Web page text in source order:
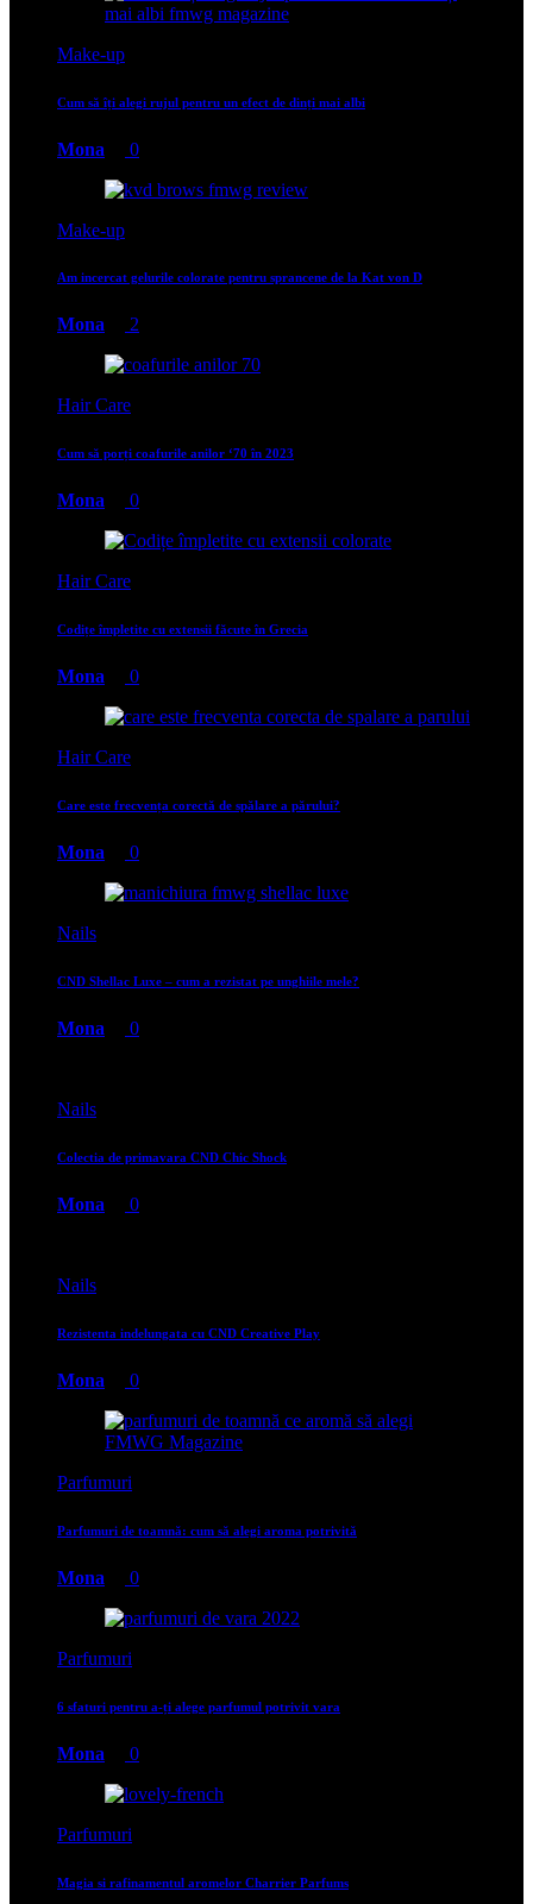
Make-up
Cum să îți alegi rujul pentru un efect de dinți mai albi
Mona 0
Make-up
Am incercat gelurile colorate pentru sprancene de la Kat von D
Mona 2
Hair Care
Cum să porți coafurile anilor ‘70 în 2023
Mona 0
Hair Care
Codițe împletite cu extensii făcute în Grecia
Mona 0
Hair Care
Care este frecvența corectă de spălare a părului?
Mona 0
Nails
CND Shellac Luxe – cum a rezistat pe unghiile mele?
Mona 0
Nails
Colectia de primavara CND Chic Shock
Mona 0
Nails
Rezistenta indelungata cu CND Creative Play
Mona 0
Parfumuri
Parfumuri de toamnă: cum să alegi aroma potrivită
Mona 0
Parfumuri
6 sfaturi pentru a-ți alege parfumul potrivit vara
Mona 0
Parfumuri
Magia si rafinamentul aromelor Charrier Parfums